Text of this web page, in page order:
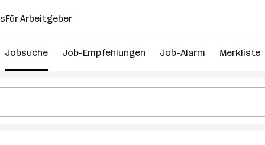
Für Arbeitgeber
Jobsuche Job-Empfehlungen Job-Alarm Merkliste